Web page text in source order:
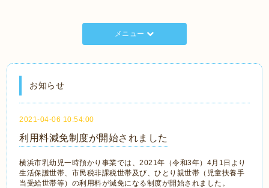
メニュー
お知らせ
2021-04-06 10:54:00
利用料減免制度が開始されました
横浜市乳幼児一時預かり事業では、2021年（令和3年）4月1日より
生活保護世帯、市民税非課税世帯及び、ひとり親世帯（児童扶養手
当受給世帯等）の利用料が減免になる制度が開始されました。